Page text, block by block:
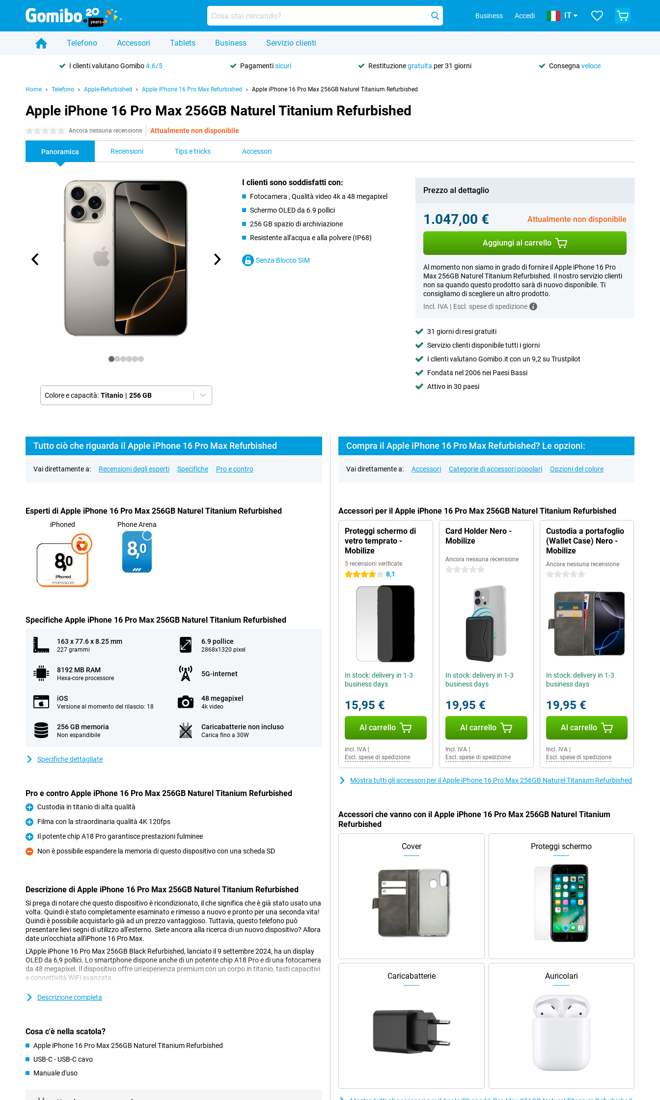
Business Accedi IT
Telefono Accessori Tablets Business Servizio clienti
I clienti valutano Gomibo4.6/5 Pagamentisicuri Restituzionegratuita per 31 giorni Consegnaveloce
Home Telefono Apple-Refurbished Apple iPhone 16 Pro Max Refurbished Apple iPhone 16 Pro Max 256GB Naturel Titanium Refurbished
Apple iPhone 16 Pro Max 256GB Naturel Titanium Refurbished
0 stelle Ancora nessuna recensione Attualmente non disponibile
Panoramica Recensioni Tips e tricks Accessori
Colore e capacità: Titanio | 256 GB
I clienti sono soddisfatti con:
Fotocamera , Qualità video 4k a 48 megapixel
Schermo OLED da 6.9 pollici
256 GB spazio di archiviazione
Resistente all'acqua e alla polvere (IP68)
Senza Blocco SIM
Prezzo al dettaglio
1.047,00 € Attualmente non disponibile
Aggiungi al carrello
Al momento non siamo in grado di fornire il Apple iPhone 16 Pro
Max 256GB Naturel Titanium Refurbished. Il nostro servizio clienti
non sa quando questo prodotto sarà di nuovo disponibile. Ti
consigliamo di scegliere un altro prodotto.
Incl. IVA | Escl. spese di spedizione
31 giorni di resi gratuiti
Servizio clienti disponibile tutti i giorni
I clienti valutano Gomibo.it con un 9,2 su Trustpilot
Fondata nel 2006 nei Paesi Bassi
Attivo in 30 paesi
Tutto ciò che riguarda il Apple iPhone 16 Pro Max Refurbished
Vai direttamente a: Recensioni degli esperti Specifiche Pro e contro
Esperti di Apple iPhone 16 Pro Max 256GB Naturel Titanium Refurbished
iPhoned
8,0
Phone Arena
8,0
Specifiche Apple iPhone 16 Pro Max 256GB Naturel Titanium Refurbished
163 x 77.6 x 8.25 mm
227 grammi
6.9 pollice
2868x1320 pixel
8192 MB RAM
Hexa-core processore
5G-internet
iOS
Versione al momento del rilascio: 18
48 megapixel
4k video
256 GB memoria
Non espandibile
Caricabatterie non incluso
Carica fino a 30W
Specifiche dettagliate
Pro e contro Apple iPhone 16 Pro Max 256GB Naturel Titanium Refurbished
Pro
Custodia in titanio di alta qualità
Pro
Filma con la straordinaria qualità 4K 120fps
Pro
Il potente chip A18 Pro garantisce prestazioni fulminee
Contro
Non è possibile espandere la memoria di questo dispositivo con una scheda SD
Descrizione di Apple iPhone 16 Pro Max 256GB Naturel Titanium Refurbished
Si prega di notare che questo dispositivo è ricondizionato, il che significa che è già stato usato una
volta. Quindi è stato completamente esaminato e rimesso a nuovo e pronto per una seconda vita!
Quindi è possibile acquistarlo già ad un prezzo vantaggioso. Tuttavia, questo telefono può
presentare lievi segni di utilizzo all'esterno. Siete ancora alla ricerca di un nuovo dispositivo? Allora
date un'occhiata all'iPhone 16 Pro Max.
L'Apple iPhone 16 Pro Max 256GB Black Refurbished, lanciato il 9 settembre 2024, ha un display
OLED da 6,9 pollici. Lo smartphone dispone anche di un potente chip A18 Pro e di una fotocamera
da 48 megapixel. Il dispositivo offre un'esperienza premium con un corpo in titanio, tasti capacitivi
e connettività WiFi avanzata.
Schermo più grande e luminoso
video e foto e per giocare! Lo splendido schermo offre un'immagine più luminosa, con colori vivaci
e contrasti profondi, che rendono ogni cosa impressionante. Grazie alla funzione Dynamic Island,
potrete essere sempre al corrente delle notifiche senza dover interrompere il film o il gioco. Se
Pro, con uno schermo da 6,3 pollici.
Descrizione completa
Cosa c'è nella scatola?
Apple iPhone 16 Pro Max 256GB Naturel Titanium Refurbished
USB-C - USB-C cavo
Manuale d'uso
Compra il Apple iPhone 16 Pro Max Refurbished? Le opzioni:
Vai direttamente a: Accessori Categorie di accessori popolari Opzioni del colore
Accessori per il Apple iPhone 16 Pro Max 256GB Naturel Titanium Refurbished
Proteggi schermo di
vetro temprato -
Mobilize
5 recensioni verificate
4 stelle 8,1
In stock: delivery in 1-3
business days
15,95 €
Al carrello
Incl. IVA
Escl. spese di spedizione
Card Holder Nero -
Mobilize
Ancora nessuna recensione
0 stelle
In stock: delivery in 1-3
business days
19,95 €
Al carrello
Incl. IVA|
Escl. spese di spedizione
Custodia a portafoglio
(Wallet Case) Nero -
Mobilize
Ancora nessuna recensione
0 stelle
In stock: delivery in 1-3
business days
19,95 €
Al carrello
Incl. IVA|
Escl. spese di spedizione
Mostra tutti gli accessori per il Apple iPhone 16 Pro Max 256GB Naturel Titanium Refurbished
Accessori che vanno con il Apple iPhone 16 Pro Max 256GB Naturel Titanium
Refurbished
Cover Proteggi schermo
Caricabatterie Auricolari